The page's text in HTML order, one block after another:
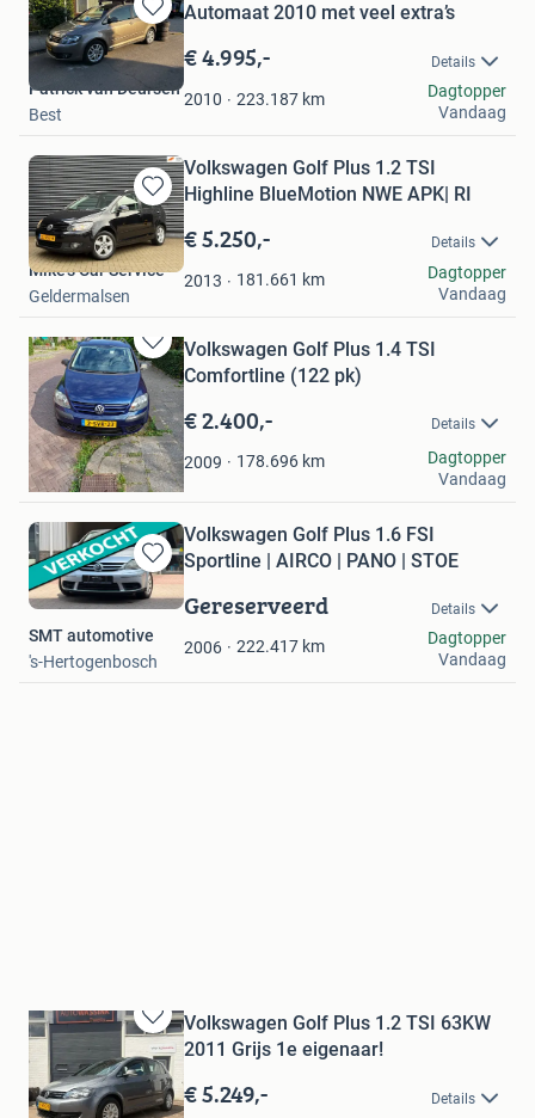
Bewaren
in
Mijn
Favorieten
Automaat 2010 met veel extra’s
€ 4.995,- Details
2010 223.187 km
Patrick van Deursen
Best
Dagtopper
Vandaag
Bewaren
in
Mijn
Favorieten
Volkswagen Golf Plus 1.2 TSI
Highline BlueMotion NWE APK| RI
€ 5.250,- Details
2013 181.661 km
Mike's Car Service
Geldermalsen
Dagtopper
Vandaag
Bewaren
in
Mijn
Favorieten
Volkswagen Golf Plus 1.4 TSI
Comfortline (122 pk)
€ 2.400,- Details
2009 178.696 km
Kevin
Leeuwarden
Dagtopper
Vandaag
Bewaren
in
Favorieten
Volkswagen Golf Plus 1.6 FSI
Sportline | AIRCO | PANO | STOE
Gereserveerd Details
2006 222.417 km
SMT automotive
's-Hertogenbosch
Dagtopper
Vandaag
Bewaren
in
Mijn
Favorieten
Volkswagen Golf Plus 1.2 TSI 63KW
2011 Grijs 1e eigenaar!
€ 5.249,- Details